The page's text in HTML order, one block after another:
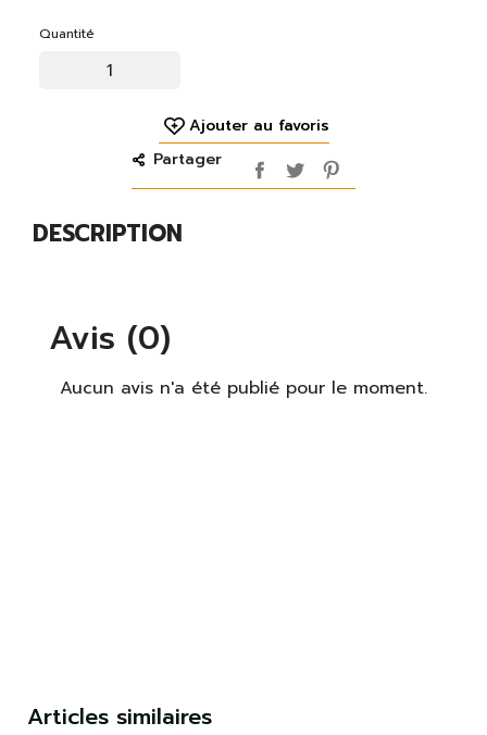
DESCRIPTION
Quantité
Ajouter au favoris
Partager
Avis (0)
Aucun avis n'a été publié pour le moment.
Articles similaires
produits dans votre liste de souhaits.
Fermer